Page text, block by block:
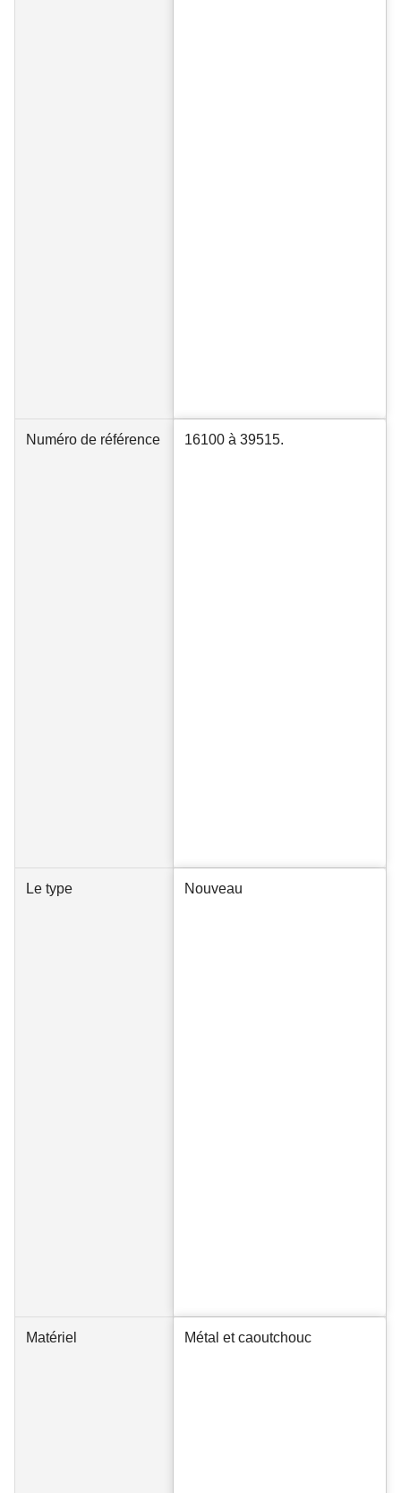
Numéro de référence 16100 à 39515.
Le type Nouveau
Matériel Métal et caoutchouc